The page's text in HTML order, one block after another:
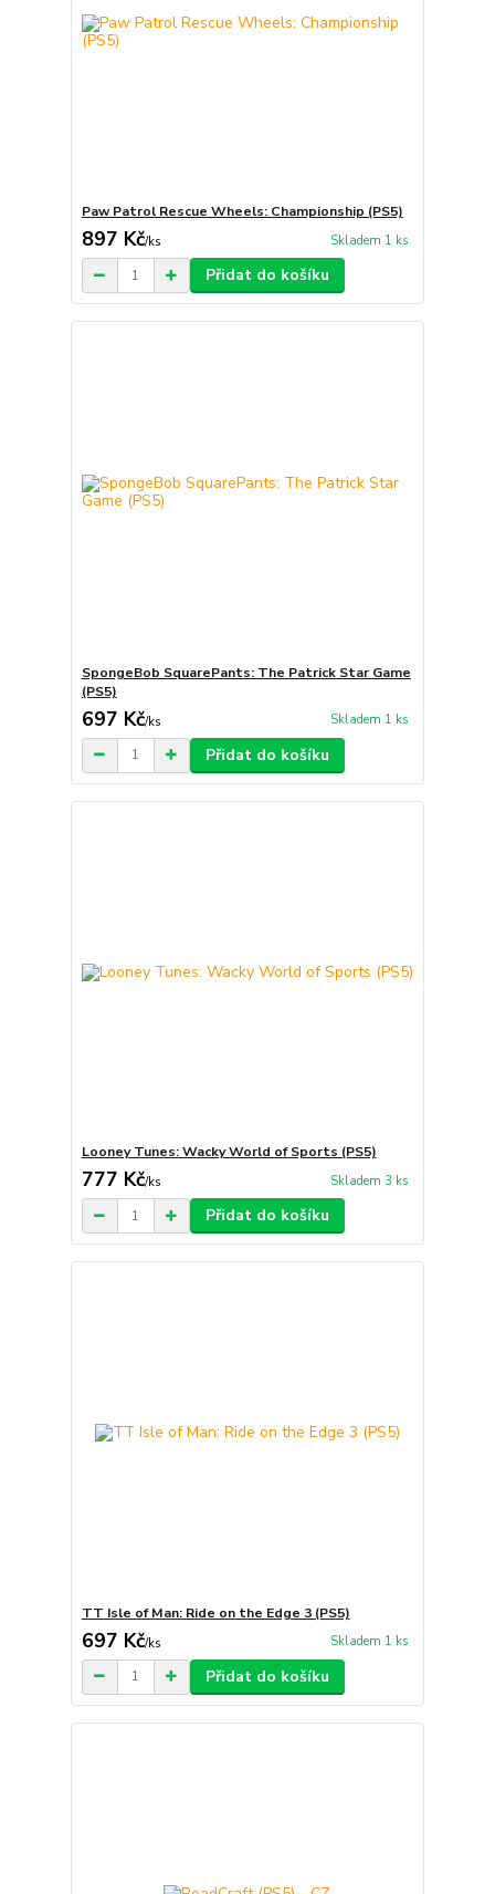
Paw Patrol Rescue Wheels: Championship (PS5)
897 Kč/ks Skladem 1 ks
Přidat do košíku
SpongeBob SquarePants: The Patrick Star Game
(PS5)
697 Kč/ks Skladem 1 ks
Přidat do košíku
Looney Tunes: Wacky World of Sports (PS5)
777 Kč/ks Skladem 3 ks
Přidat do košíku
TT Isle of Man: Ride on the Edge 3 (PS5)
697 Kč/ks Skladem 1 ks
Přidat do košíku